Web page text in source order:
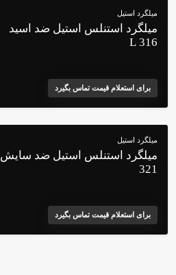
میلگرد استیل
میلگرد استنلس استیل ضد اسید
316 L
برای استعلام قیمت تماس بگیرد
میلگرد استیل
میلگرد استنلس استیل ضد سایش
321
برای استعلام قیمت تماس بگیرد